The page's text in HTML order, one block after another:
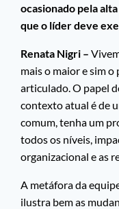
ocasionado pela
que o líder deve
Renata Nigri –
mais o maior e sim
articulado. O papel
contexto atual é de
comum, tenha um
todos os níveis,
organizacional e as
A metáfora da
ilustra bem as